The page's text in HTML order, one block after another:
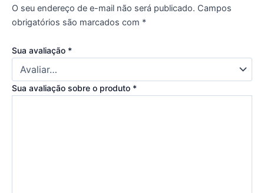
O seu endereço de e-mail não será publicado. Campos
obrigatórios são marcados com *
Sua avaliação *
Sua avaliação sobre o produto *